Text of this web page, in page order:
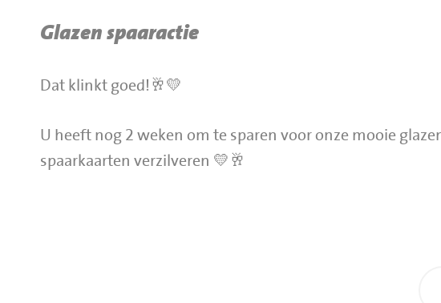
Glazen spaaractie
Dat klinkt goed!🥂💛
U heeft nog 2 weken om te sparen voor onze mooie
spaarkaarten verzilveren 💛🥂